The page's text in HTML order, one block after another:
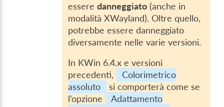
esseredanneggiato (anche in
modalità XWayland). Oltre quello,
potrebbe essere danneggiato
diversamente nelle varie versioni.
In KWin 6.4.x e versioni
precedenti,
Colorimetrico
assoluto
si comporterà come se
l’opzione
Adattamento